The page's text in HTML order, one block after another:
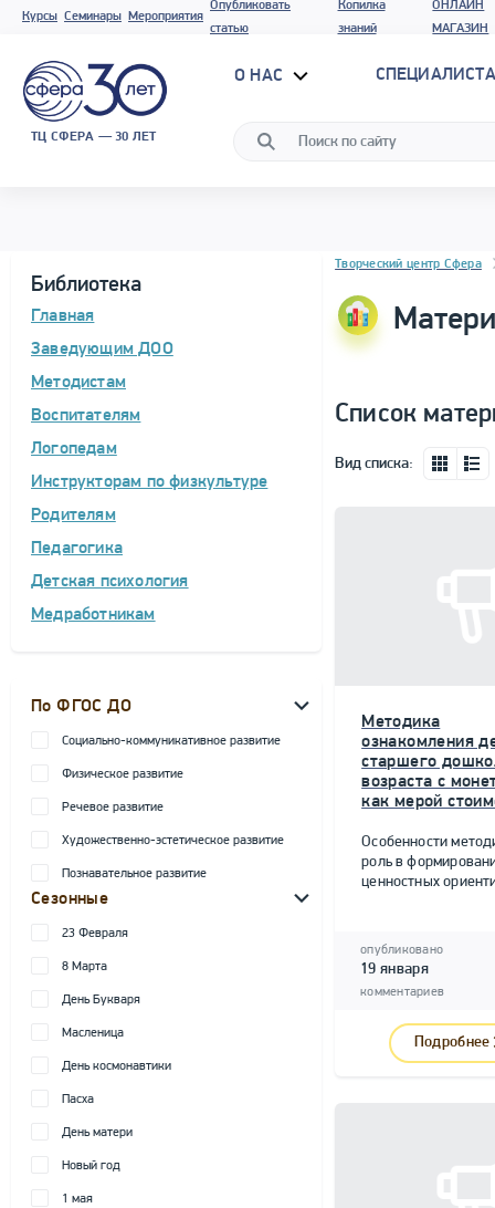
Курсы Семинары Мероприятия
Опубликовать
статью
Копилка
знаний
ОНЛАЙН
МАГАЗИН
ТЦ СФЕРА — 30 ЛЕТ
О НАС
Библиотека
Главная
Заведующим ДОО
Методистам
Воспитателям
Логопедам
Инструкторам по физкультуре
Родителям
Педагогика
Детская психология
Медработникам
По ФГОС ДО
Социально-коммуникативное развитие
Физическое развитие
Речевое развитие
Художественно-эстетическое развитие
Познавательное развитие
Сезонные
23 Февраля
8 Марта
День Букваря
Масленица
День космонавтики
Пасха
День матери
Новый год
1 мая
Блок новостей
Творческий центр Сфера
Список
Вид списка:
Методика
ознакомления
старшего
возраста с
как мерой
Особенности
роль в
ценностных
опубликовано
19 января
комментариев
Подробнее